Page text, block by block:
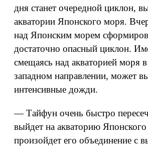
дня станет очередной циклон,
акватории Японского моря.
над Японским морем
достаточно опасный циклон.
смещаясь над акваторией моря
западном направлении, может
интенсивные дожди.
— Тайфун очень быстро
выйдет на акваторию
произойдет его объединение с